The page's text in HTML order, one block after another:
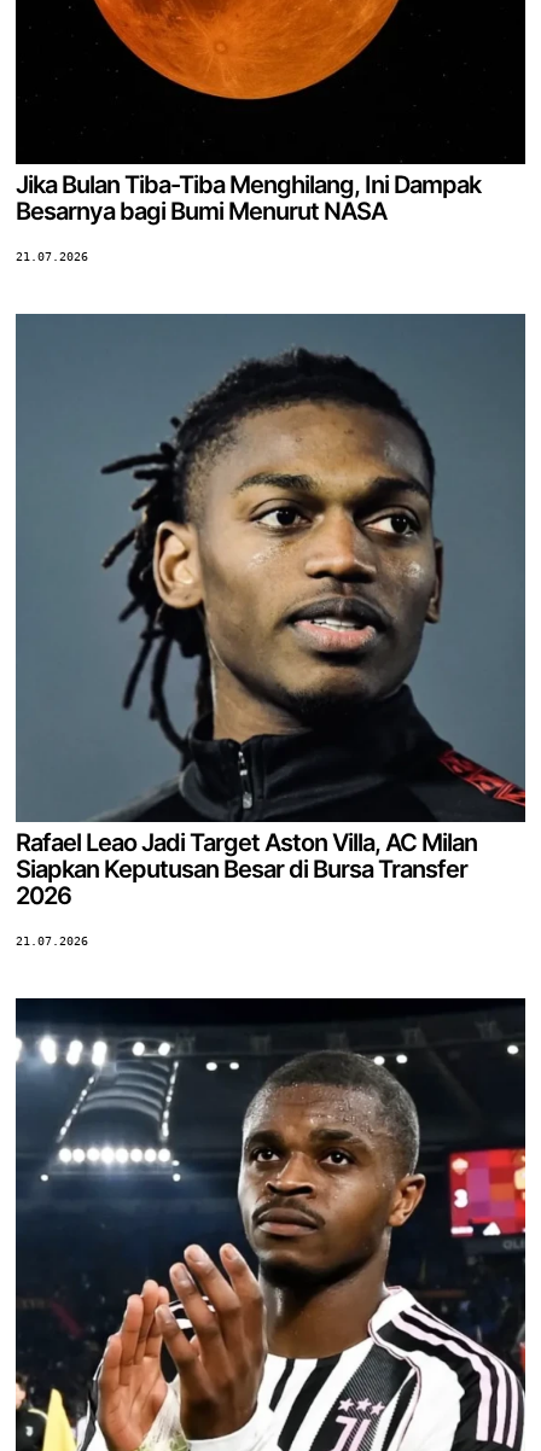
Jika Bulan Tiba-Tiba Menghilang, Ini Dampak
Besarnya bagi Bumi Menurut NASA
21.07.2026
Rafael Leao Jadi Target Aston Villa, AC Milan
Siapkan Keputusan Besar di Bursa Transfer
2026
21.07.2026